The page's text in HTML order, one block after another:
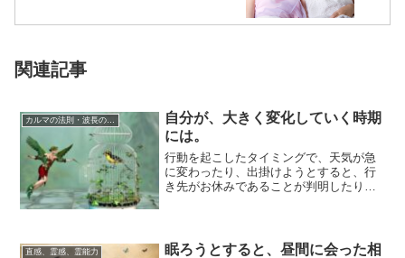
関連記事
自分が、大きく変化していく時期
には。
行動を起こしたタイミングで、天気が急
に変わったり、出掛けようとすると、行
き先がお休みであることが判明したり、
直感、霊感、霊能力
眠ろうとすると、昼間に会った相